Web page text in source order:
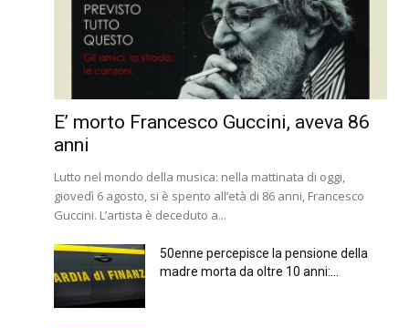
E’ morto Francesco Guccini, aveva 86
anni
Lutto nel mondo della musica: nella mattinata di oggi,
giovedì 6 agosto, si è spento all’età di 86 anni, Francesco
Guccini. L’artista è deceduto a...
50enne percepisce la pensione della
madre morta da oltre 10 anni:...